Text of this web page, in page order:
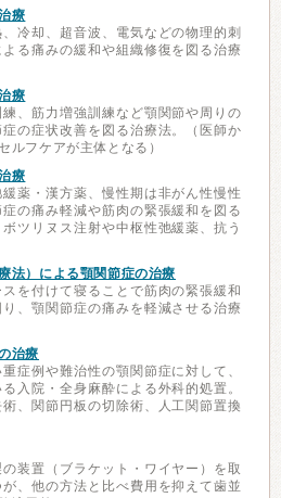
療
冷却、超音波、電気などの物理的刺
る痛みの緩和や組織修復を図る治療
療
、筋力増強訓練など顎関節や周りの
の症状改善を図る治療法。（医師か
ルフケアが主体となる）
療
薬・漢方薬、慢性期は非がん性慢性
の痛み軽減や筋肉の緊張緩和を図る
ツリヌス注射や中枢性弛緩薬、抗う
法）による顎関節症の治療
を付けて寝ることで筋肉の緊張緩和
、顎関節症の痛みを軽減させる治療
治療
症例や難治性の顎関節症に対して、
入院・全身麻酔による外科的処置。
、関節円板の切除術、人工関節置換
装置（ブラケット・ワイヤー）を取
、他の方法と比べ費用を抑えて歯並